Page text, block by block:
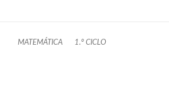
MATEMÁTICA 1.º CICLO